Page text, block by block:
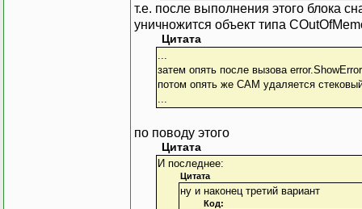
т.е. после выполнения этого блока
уничножится объект типа
Цитата
затем опять после вызова
потом опять же САМ удаляется
по поводу этого
Цитата
И последнее:
Цитата
ну и наконец третий вариант
Код: